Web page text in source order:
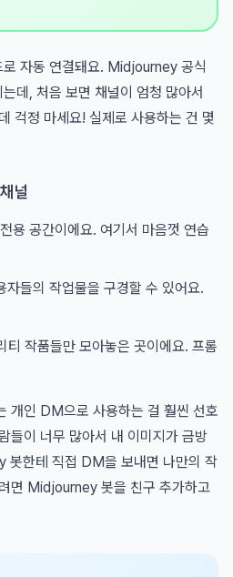
자동 연결돼요. Midjourney 공식
데, 처음 보면 채널이 엄청 많아서
걱정 마세요! 실제로 사용하는 건 몇
널
용 공간이에요. 여기서 마음껏 연습
자들의 작업물을 구경할 수 있어요.
티 작품들만 모아놓은 곳이에요. 프롬
개인 DM으로 사용하는 걸 훨씬 선호
들이 너무 많아서 내 이미지가 금방
봇한테 직접 DM을 보내면 나만의 작
면 Midjourney 봇을 친구 추가하고